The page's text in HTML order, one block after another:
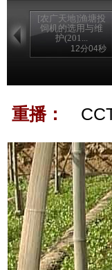
[农广天地]渔塘投
饲机的选用与维
护(201...
12分04秒
重播：